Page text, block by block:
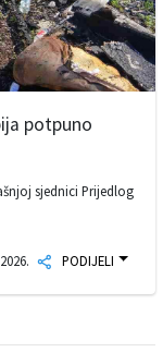
potpuno
sjednici Prijedlog
PODIJELI